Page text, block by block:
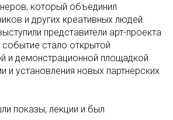
который объединил
и других креативных людей.
представители арт-проекта
стало открытой
и демонстрационной площадкой
и установления новых партнерских
показы, лекции и был